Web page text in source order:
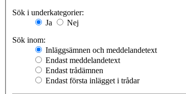
Sök i underkategorier:
Ja
Nej
Sök inom:
Inläggsämnen och meddelandetext
Endast meddelandetext
Endast trådämnen
Endast första inlägget i trådar